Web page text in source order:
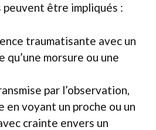
être impliqués :
traumatisante avec un
qu’une morsure ou une
par l’observation,
en voyant un proche ou un
crainte envers un